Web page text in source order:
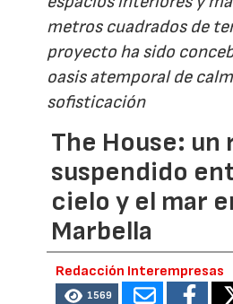
metros cuadrados de
proyecto ha sido
oasis atemporal de
sofisticación
The House: un
suspendido
cielo y el mar
Marbella
Redacción Interempresas
1569